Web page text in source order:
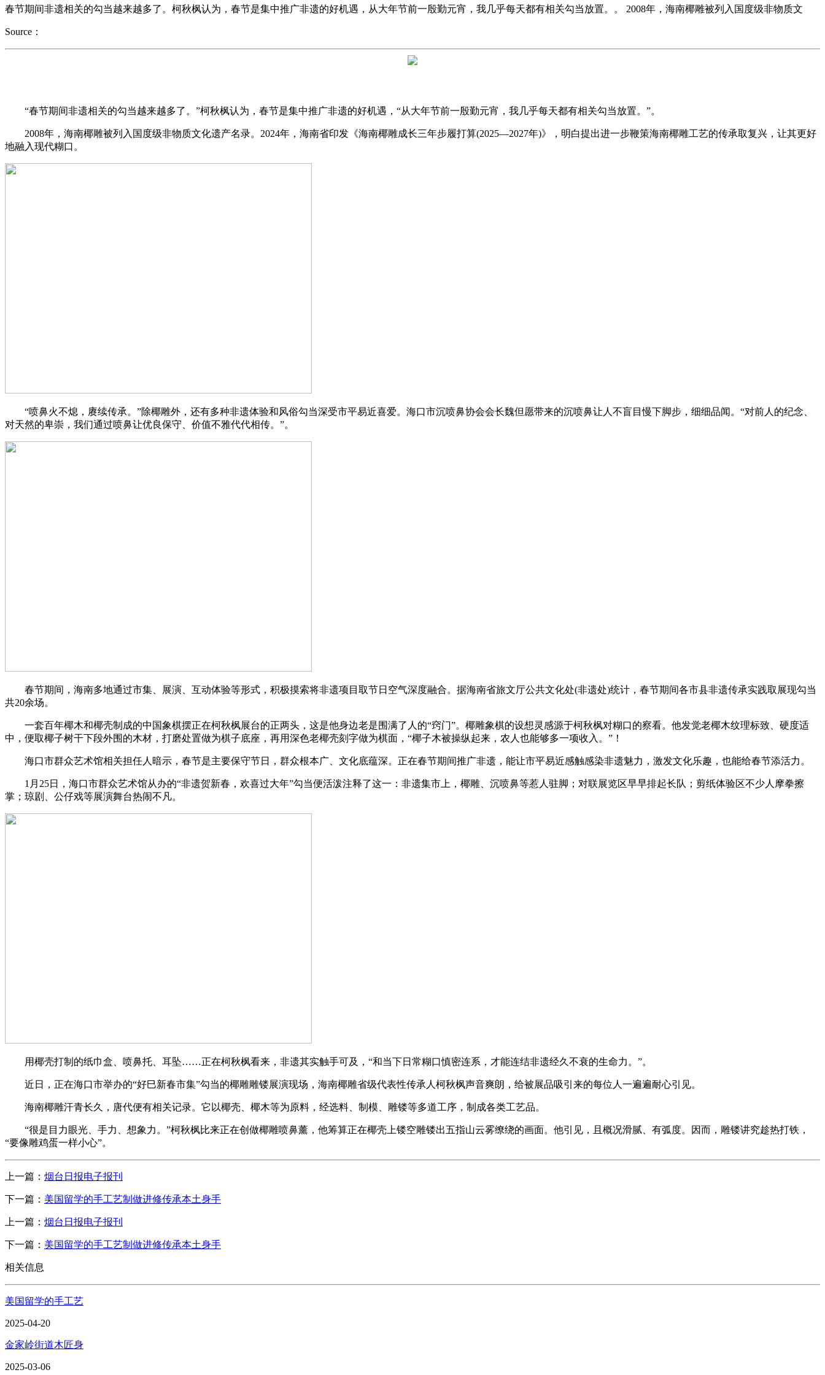
春节期间非遗相关的勾当越来越多了。柯秋枫认为，春节是集中推广非遗的好机遇，从大年节前一殷勤元宵，我几乎每天都有相关勾当放置。。 2008年，海南椰雕被列入国度级非物质文
Source：
“春节期间非遗相关的勾当越来越多了。”柯秋枫认为，春节是集中推广非遗的好机遇，“从大年节前一殷勤元宵，我几乎每天都有相关勾当放置。”。
2008年，海南椰雕被列入国度级非物质文化遗产名录。2024年，海南省印发《海南椰雕成长三年步履打算(2025—2027年)》，明白提出进一步鞭策海南椰雕工艺的传承取复兴，让其更好
地融入现代糊口。
“喷鼻火不熄，赓续传承。”除椰雕外，还有多种非遗体验和风俗勾当深受市平易近喜爱。海口市沉喷鼻协会会长魏但愿带来的沉喷鼻让人不盲目慢下脚步，细细品闻。“对前人的纪念、
对天然的卑崇，我们通过喷鼻让优良保守、价值不雅代代相传。”。
春节期间，海南多地通过市集、展演、互动体验等形式，积极摸索将非遗项目取节日空气深度融合。据海南省旅文厅公共文化处(非遗处)统计，春节期间各市县非遗传承实践取展现勾当
共20余场。
一套百年椰木和椰壳制成的中国象棋摆正在柯秋枫展台的正两头，这是他身边老是围满了人的“窍门”。椰雕象棋的设想灵感源于柯秋枫对糊口的察看。他发觉老椰木纹理标致、硬度适
中，便取椰子树干下段外围的木材，打磨处置做为棋子底座，再用深色老椰壳刻字做为棋面，“椰子木被操纵起来，农人也能够多一项收入。”！
海口市群众艺术馆相关担任人暗示，春节是主要保守节日，群众根本广、文化底蕴深。正在春节期间推广非遗，能让市平易近感触感染非遗魅力，激发文化乐趣，也能给春节添活力。
1月25日，海口市群众艺术馆从办的“非遗贺新春，欢喜过大年”勾当便活泼注释了这一：非遗集市上，椰雕、沉喷鼻等惹人驻脚；对联展览区早早排起长队；剪纸体验区不少人摩拳擦
掌；琼剧、公仔戏等展演舞台热闹不凡。
用椰壳打制的纸巾盒、喷鼻托、耳坠……正在柯秋枫看来，非遗其实触手可及，“和当下日常糊口慎密连系，才能连结非遗经久不衰的生命力。”。
近日，正在海口市举办的“好巳新春市集”勾当的椰雕雕镂展演现场，海南椰雕省级代表性传承人柯秋枫声音爽朗，给被展品吸引来的每位人一遍遍耐心引见。
海南椰雕汗青长久，唐代便有相关记录。它以椰壳、椰木等为原料，经选料、制模、雕镂等多道工序，制成各类工艺品。
“很是目力眼光、手力、想象力。”柯秋枫比来正在创做椰雕喷鼻薰，他筹算正在椰壳上镂空雕镂出五指山云雾缭绕的画面。他引见，且概况滑腻、有弧度。因而，雕镂讲究趁热打铁，
“要像雕鸡蛋一样小心”。
上一篇： 烟台日报电子报刊
下一篇： 美国留学的手工艺制做进修传承本土身手
上一篇： 烟台日报电子报刊
下一篇： 美国留学的手工艺制做进修传承本土身手
相关信息
美国留学的手工艺
2025-04-20
金家岭街道木匠身
2025-03-06